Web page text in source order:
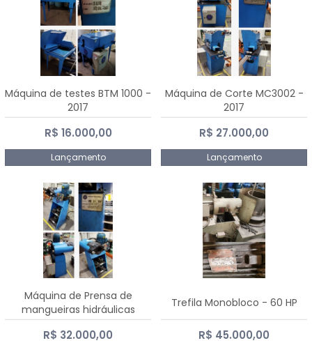
Máquina de testes BTM 1000 -
2017
R$ 16.000,00
Lançamento
Máquina de Corte MC3002 -
2017
R$ 27.000,00
Lançamento
Máquina de Prensa de
mangueiras hidráulicas
PE50TF - 2017
R$ 32.000,00
Trefila Monobloco - 60 HP
R$ 45.000,00